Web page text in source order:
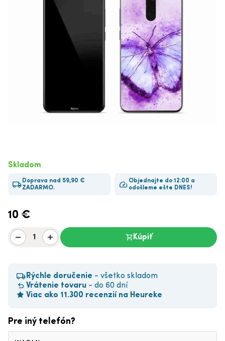
Skladom
Doprava nad 59,90 €
ZADARMO.
Objednajte do 12:00 a
odošleme ešte DNES!
10 €
Kúpiť
Rýchle doručenie - všetko skladom
Vrátenie tovaru - do 60 dní
Viac ako 11.300 recenzií na Heureke
Pre iný telefón?